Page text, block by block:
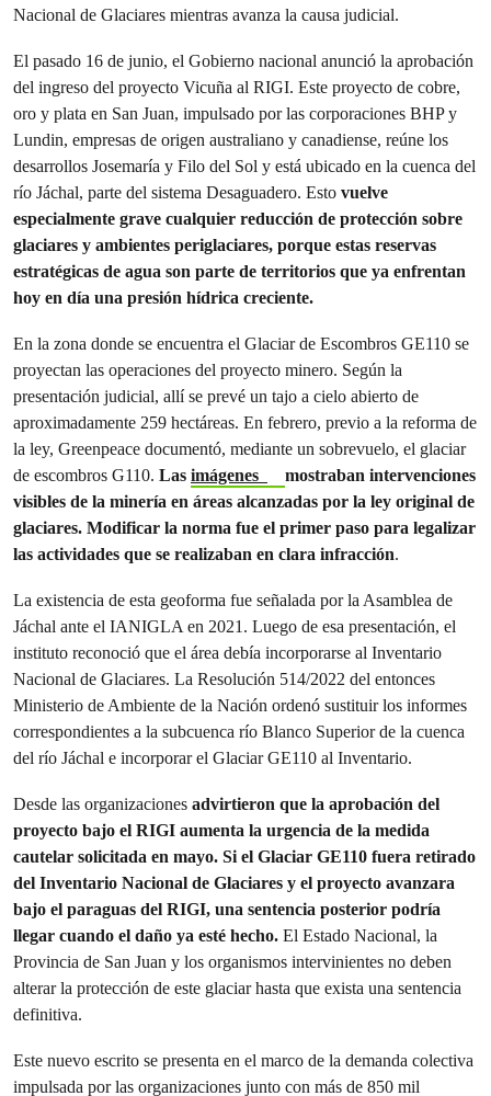
Nacional de Glaciares mientras avanza la causa judicial.
El pasado 16 de junio, el Gobierno nacional anunció la aprobación
del ingreso del proyecto Vicuña al RIGI. Este proyecto de cobre,
oro y plata en San Juan, impulsado por las corporaciones BHP y
Lundin, empresas de origen australiano y canadiense, reúne los
desarrollos Josemaría y Filo del Sol y está ubicado en la cuenca del
río Jáchal, parte del sistema Desaguadero. Esto vuelve
especialmente grave cualquier reducción de protección sobre
glaciares y ambientes periglaciares, porque estas reservas
estratégicas de agua son parte de territorios que ya enfrentan
hoy en día una presión hídrica creciente.
En la zona donde se encuentra el Glaciar de Escombros GE110 se
proyectan las operaciones del proyecto minero. Según la
presentación judicial, allí se prevé un tajo a cielo abierto de
aproximadamente 259 hectáreas. En febrero, previo a la reforma de
la ley, Greenpeace ​documentó, mediante un sobrevuelo, el glaciar
de escombros G110. Las imágenes
mostraban intervenciones
visibles de la minería en áreas alcanzadas por la ley original de
glaciares. Modificar la norma fue el primer paso para legalizar
las actividades que se realizaban en clara infracción.
La existencia de esta geoforma fue señalada por la Asamblea de
Jáchal ante el IANIGLA en 2021. Luego de esa presentación, el
instituto reconoció que el área debía incorporarse al Inventario
Nacional de Glaciares. La Resolución 514/2022 del entonces
Ministerio de Ambiente de la Nación ordenó sustituir los informes
correspondientes a la subcuenca río Blanco Superior de la cuenca
del río Jáchal e incorporar el Glaciar GE110 al Inventario.
Desde las organizaciones advirtieron que la aprobación del
proyecto bajo el RIGI aumenta la urgencia de la medida
cautelar solicitada en mayo. Si el Glaciar GE110 fuera retirado
del Inventario Nacional de Glaciares y el proyecto avanzara
bajo el paraguas del RIGI, una sentencia posterior podría
llegar cuando el daño ya esté hecho. El Estado Nacional, la
Provincia de San Juan y los organismos intervinientes no deben
alterar la protección de este glaciar hasta que exista una sentencia
definitiva.
Este nuevo escrito se presenta en el marco de la demanda colectiva
impulsada por las organizaciones junto con más de 850 mil